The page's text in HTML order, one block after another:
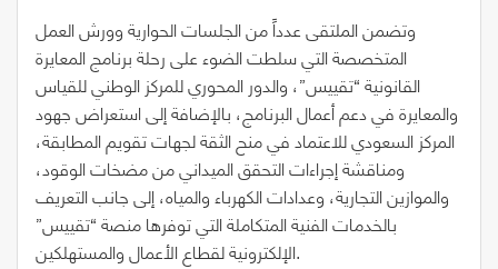
وتضمن الملتقى عدداً من الجلسات الحوارية وورش العمل
المتخصصة التي سلطت الضوء على رحلة برنامج المعايرة
القانونية “تقييس”، والدور المحوري للمركز الوطني للقياس
والمعايرة في دعم أعمال البرنامج، بالإضافة إلى استعراض جهود
المركز السعودي للاعتماد في منح الثقة لجهات تقويم المطابقة،
ومناقشة إجراءات التحقق الميداني من مضخات الوقود،
والموازين التجارية، وعدادات الكهرباء والمياه، إلى جانب التعريف
بالخدمات الفنية المتكاملة التي توفرها منصة “تقييس”
الإلكترونية لقطاع الأعمال والمستهلكين.